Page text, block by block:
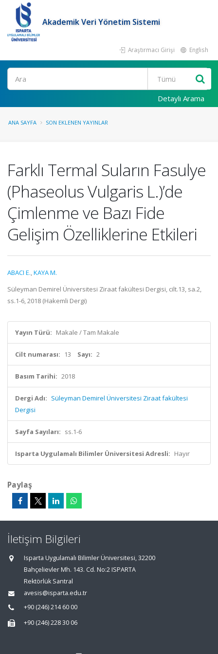
Akademik Veri Yönetim Sistemi
Araştırmacı Girişi English
Ara
Detaylı Arama
ANA SAYFA SON EKLENEN YAYINLAR
Farklı Termal Suların Fasulye
(Phaseolus Vulgaris L.)’de
Çimlenme ve Bazı Fide
Gelişim Özelliklerine Etkileri
ABACI E.,KAYA M.
Süleyman Demirel Üniversitesi Ziraat fakültesi Dergisi, cilt.13, sa.2,
ss.1-6, 2018 (Hakemli Dergi)
Yayın Türü: Makale / Tam Makale
Cilt numarası: 13 Sayı: 2
Basım Tarihi: 2018
Dergi Adı: Süleyman Demirel Üniversitesi Ziraat fakültesi
Dergisi
Sayfa Sayıları: ss.1-6
Isparta Uygulamalı Bilimler Üniversitesi Adresli: Hayır
Paylaş
İletişim Bilgileri
Isparta Uygulamalı Bilimler Üniversitesi, 32200
Bahçelievler Mh. 143. Cd. No:2 ISPARTA
Rektörlük Santral
avesis@isparta.edu.tr
+90 (246) 214 60 00
+90 (246) 228 30 06